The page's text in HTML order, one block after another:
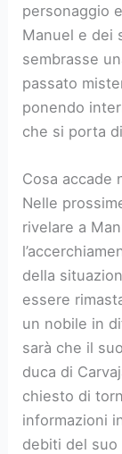
personaggio
Manuel e dei
sembrasse
passato
ponendo
che si porta
Cosa accade
Nelle
rivelare a
della
essere
un nobile in
sarà che il
duca di
chiesto di
informazioni
debiti del suo